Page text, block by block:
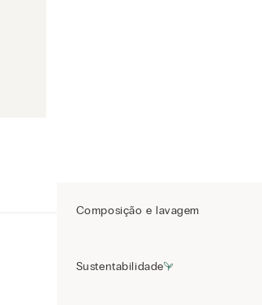
Composição e lavagem
Sustentabilidade